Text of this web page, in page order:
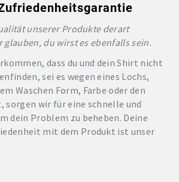
unserer Produkte derart
glauben, du wirst es ebenfalls sein.
dass du und dein Shirt nicht
sei es wegen eines Lochs,
Waschen Form, Farbe oder den
sorgen wir für eine schnelle und
dein Problem zu beheben. Deine
mit dem Produkt ist unser